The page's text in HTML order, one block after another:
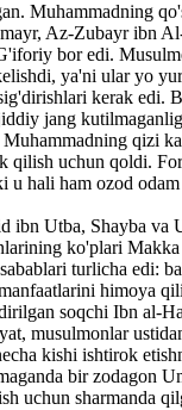
Muhammadning
Az-Zubayr ibn
bor edi.
ya'ni ular yo
kerak edi.
jang
qizi
qilish uchun qoldi.
u hali ham ozod odam
ibn Utba, Shayba va
ko'plari
turlicha edi:
himoya
soqchi Ibn al-
musulmonlar
kishi ishtirok
bir zodagon
uchun sharmanda